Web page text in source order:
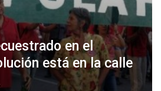
en el
está en la calle